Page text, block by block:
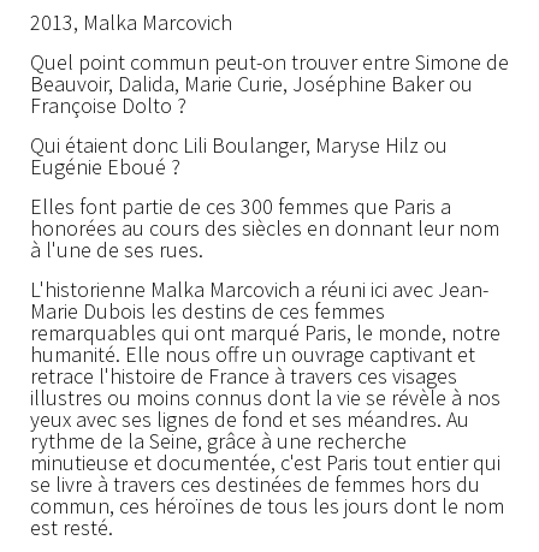
2013, Malka Marcovich
Quel point commun peut-on trouver entre Simone de
Beauvoir, Dalida, Marie Curie, Joséphine Baker ou
Françoise Dolto ?
Qui étaient donc Lili Boulanger, Maryse Hilz ou
Eugénie Eboué ?
Elles font partie de ces 300 femmes que Paris a
honorées au cours des siècles en donnant leur nom
à l'une de ses rues.
L'historienne Malka Marcovich a réuni ici avec Jean-
Marie Dubois les destins de ces femmes
remarquables qui ont marqué Paris, le monde, notre
humanité. Elle nous offre un ouvrage captivant et
retrace l'histoire de France à travers ces visages
illustres ou moins connus dont la vie se révèle à nos
yeux avec ses lignes de fond et ses méandres. Au
rythme de la Seine, grâce à une recherche
minutieuse et documentée, c'est Paris tout entier qui
se livre à travers ces destinées de femmes hors du
commun, ces héroïnes de tous les jours dont le nom
est resté.